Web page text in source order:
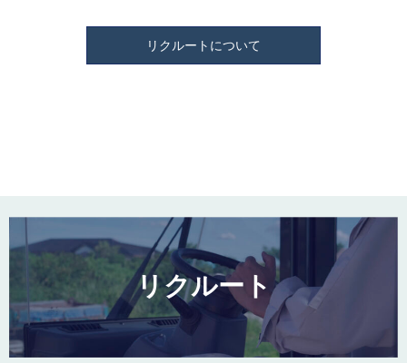
リクルートについて
リクルート